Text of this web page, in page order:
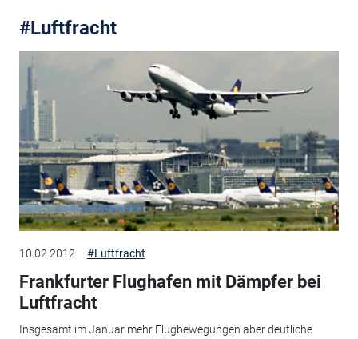
#Luftfracht
10.02.2012 #Luftfracht
Frankfurter Flughafen mit Dämpfer bei
Luftfracht
Insgesamt im Januar mehr Flugbewegungen aber deutliche